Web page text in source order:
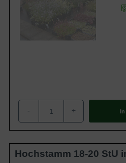
- + In
Hochstamm 18-20 StU